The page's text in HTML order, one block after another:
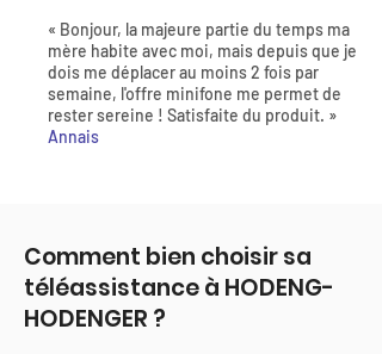
« Bonjour, la majeure partie du temps ma
mère habite avec moi, mais depuis que je
dois me déplacer au moins 2 fois par
semaine, l'offre minifone me permet de
rester sereine ! Satisfaite du produit. »
Annais
Comment bien choisir sa
téléassistance à HODENG-
HODENGER ?